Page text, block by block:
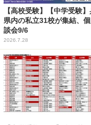
【高校受験】【中学受験
県内の私立31校が集結、
談会9/6
2026.7.28